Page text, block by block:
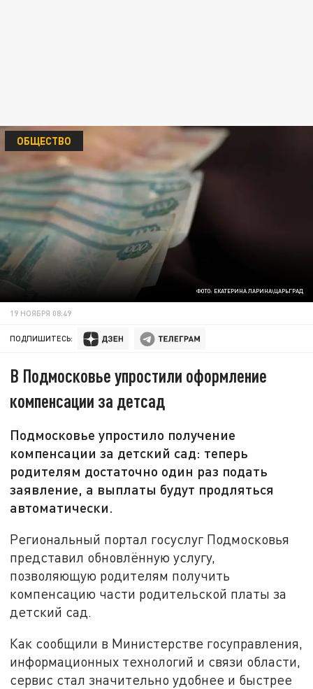
ФОТО: ЕКАТЕРИНА ЛАРИНА\ЦАРЬГРАД
ОБЩЕСТВО
19 НОЯБРЯ 08:49
ПОДПИШИТЕСЬ:
В Подмосковье упростили оформление
компенсации за детсад
Подмосковье упростило получение
компенсации за детский сад: теперь
родителям достаточно один раз подать
заявление, а выплаты будут продляться
автоматически.
Региональный портал госуслуг Подмосковья
представил обновлённую услугу,
позволяющую родителям получить
компенсацию части родительской платы за
детский сад.
Как сообщили в Министерстве госуправления,
информационных технологий и связи области,
сервис стал значительно удобнее и быстрее